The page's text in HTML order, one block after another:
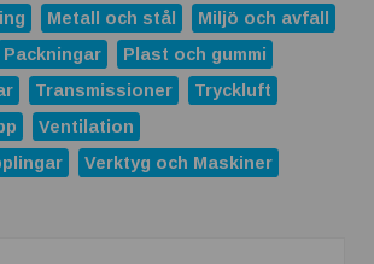
Metall och stål
Miljö och avfall
Packningar
Plast och gummi
Transmissioner
Tryckluft
Ventilation
Verktyg och Maskiner